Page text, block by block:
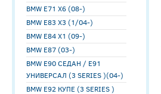
BMW E71 X6 (08-)
BMW E83 X3 (1/04-)
BMW E84 X1 (09-)
BMW E87 (03-)
BMW E90 СЕДАН / E91
УНИВЕРСАЛ (3 SERIES )(04-)
BMW E92 КУПЕ (3 SERIES )